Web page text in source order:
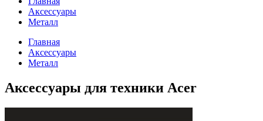
Аксессуары
Металл
Главная
Аксессуары
Металл
Аксессуары для техники Acer